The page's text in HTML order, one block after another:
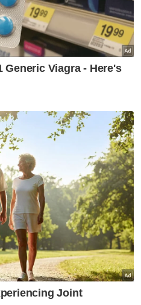
semua dakwaan
sudah beri
rumah jadi
dia
kami begini.
datang berjumpa untuk
tetapi pihak dia yang
dia selalu jadi
membuli.
terkesan sampai